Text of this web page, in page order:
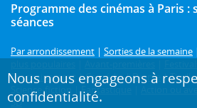
Programme des cinémas à Paris :
séances
Par arrondissement | Sorties de la semaine
Prochainement |Comédie|Drame |Thriller
Science-fiction
|Fantastique Action ou
3D
Nous nous engageons à
confidentialité.